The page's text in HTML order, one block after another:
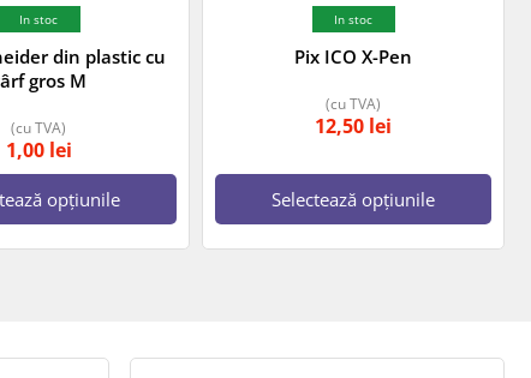
In stoc
din plastic cu
gros M
1,00 lei
(cu TVA)
opțiunile
In stoc
Pix ICO X-Pen
12,50 lei
(cu TVA)
Selectează opțiunile